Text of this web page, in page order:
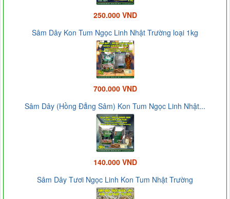
250.000 VND
Sâm Dây Kon Tum Ngọc Linh Nhật Trường loại 1kg
700.000 VND
Sâm Dây (Hồng Đẳng Sâm) Kon Tum Ngọc Linh Nhật...
140.000 VND
Sâm Dây Tươi Ngọc Linh Kon Tum Nhật Trường